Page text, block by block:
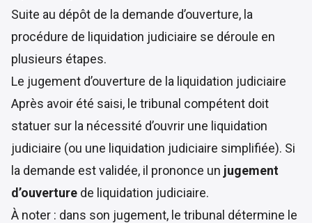
Suite au dépôt de la demande d’ouverture, la
procédure de liquidation judiciaire se déroule en
plusieurs étapes.
Le jugement d’ouverture de la liquidation judiciaire
Après avoir été saisi, le tribunal compétent doit
statuer sur la nécessité d’ouvrir une liquidation
judiciaire (ou une liquidation judiciaire simplifiée). Si
la demande est validée, il prononce un jugement
d’ouverture de liquidation judiciaire.
À noter : dans son jugement, le tribunal détermine le